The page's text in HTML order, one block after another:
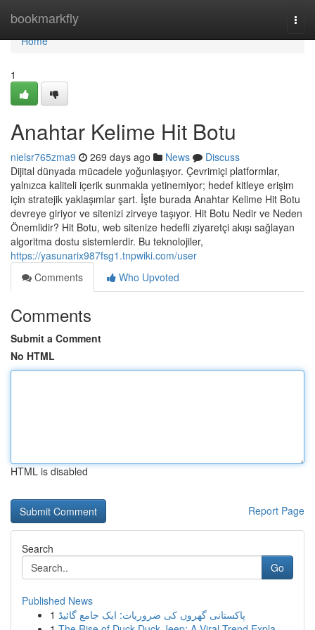
bookmarkfly
Home
Home
1
Anahtar Kelime Hit Botu
nielsr765zma9 269 days ago News
Discuss
Dijital dünyada mücadele yoğunlaşıyor. Çevrimiçi platformlar,
yalnızca kaliteli içerik sunmakla yetinemiyor; hedef kitleye erişim
için stratejik yaklaşımlar şart. İşte burada Anahtar Kelime Hit Botu
devreye giriyor ve sitenizi zirveye taşıyor. Hit Botu Nedir ve Neden
Önemlidir? Hit Botu, web sitenize hedefli ziyaretçi akışı sağlayan
algoritma dostu sistemlerdir. Bu teknolojiler,
https://yasunarix987fsg1.tnpwiki.com/user
Comments
Who Upvoted
Comments
Submit a Comment
No HTML
HTML is disabled
Report Page
Search
Go
Published News
1 پاکستانی گھروں کی ضروریات: ایک جامع گائیڈ